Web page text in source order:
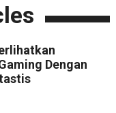
Dengan